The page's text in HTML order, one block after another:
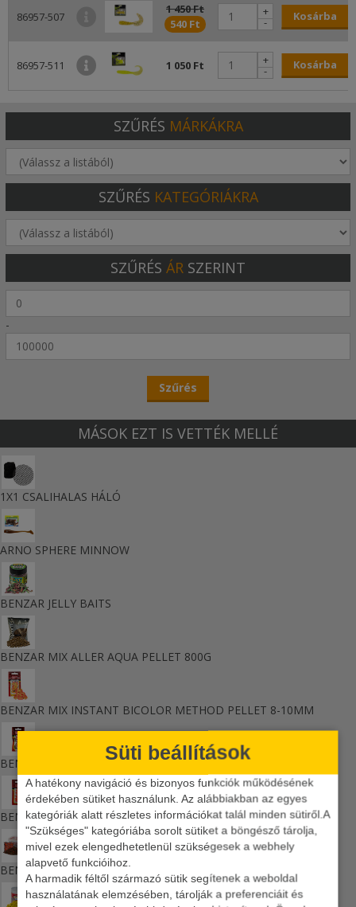
Süti beállítások
A hatékony navigáció és bizonyos funkciók működésének
érdekében sütiket használunk. Az alábbiakban az egyes
kategóriák alatt részletes információkat talál minden sütiről.A
"Szükséges" kategóriába sorolt sütiket a böngésző tárolja,
mivel ezek elengedhetetlenül szükségesek a webhely
alapvető funkcióihoz.
A harmadik féltől származó sütik segítenek a weboldal
használatának elemzésében, tárolják a preferenciáit és
86957-507
1 450 Ft
540 Ft
-
+ Kosárba
86957-511 1 050 Ft -
+ Kosárba
SZŰRÉS MÁRKÁKRA
SZŰRÉS KATEGÓRIÁKRA
SZŰRÉS ÁR SZERINT
-
MÁSOK EZT IS VETTÉK MELLÉ
1X1 CSALIHALAS HÁLÓ
ARNO SPHERE MINNOW
BENZAR JELLY BAITS
BENZAR MIX ALLER AQUA PELLET 800G
BENZAR MIX INSTANT BICOLOR METHOD PELLET 8-10MM
BENZAR MIX INSTANT BICOLOR POPUP 7-8MM, 10MM
BENZAR MIX INSTANT FITOPUFI MINI, MIDI, MAXI
BENZAR MIX SUMMER PELLET BOX + TWISTER CSALI